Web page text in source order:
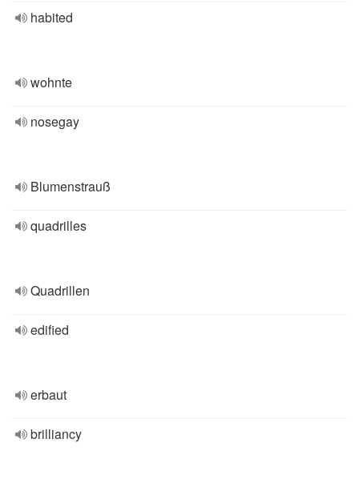
habited
wohnte
nosegay
Blumenstrauß
quadrilles
Quadrillen
edified
erbaut
brilliancy